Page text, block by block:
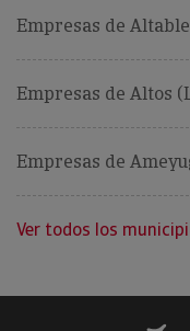
Empresas de
Empresas de Altos
Empresas de
Ver todos los